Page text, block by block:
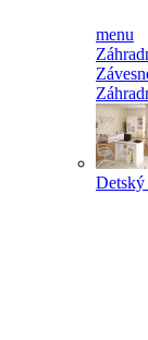
menu